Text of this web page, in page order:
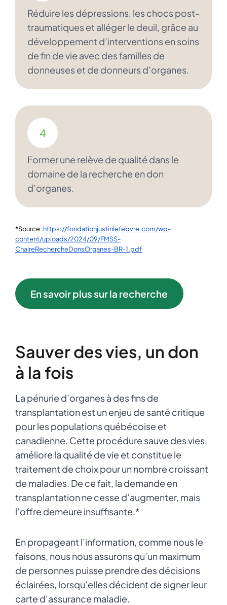
Réduire les dépressions, les chocs post-
traumatiques et alléger le deuil, grâce au
développement d’interventions en soins
de fin de vie avec des familles de
donneuses et de donneurs d’organes.
4
Former une relève de qualité dans le
domaine de la recherche en don
d’organes.
*Source :https://fondationjustinlefebvre.com/wp-
content/uploads/2024/09/FMSS-
ChaireRechercheDonsOrganes-BR-1.pdf
En savoir plus sur la recherche
Sauver des vies, un don
à la fois
La pénurie d’organes à des fins de
transplantation est un enjeu de santé critique
pour les populations québécoise et
canadienne. Cette procédure sauve des vies,
améliore la qualité de vie et constitue le
traitement de choix pour un nombre croissant
de maladies. De ce fait, la demande en
transplantation ne cesse d’augmenter, mais
l’offre demeure insuffisante.*
En propageant l’information, comme nous le
faisons, nous nous assurons qu’un maximum
de personnes puisse prendre des décisions
éclairées, lorsqu’elles décident de signer leur
carte d’assurance maladie.